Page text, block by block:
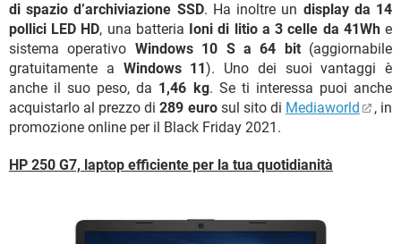
di spazio d’archiviazione SSD. Ha inoltre un display da 14
pollici LED HD, una batteria Ioni di litio a 3 celle da 41Whe
sistema operativo Windows 10 S a 64 bit(aggiornabile
gratuitamente a Windows 11). Uno dei suoi vantaggi è
anche il suo peso, da 1,46 kg. Se ti interessa puoi anche
acquistarlo al prezzo di289 eurosul sito di Mediaworld
, in
promozione online per il Black Friday 2021.
HP 250 G7, laptop efficiente per la tua quotidianità